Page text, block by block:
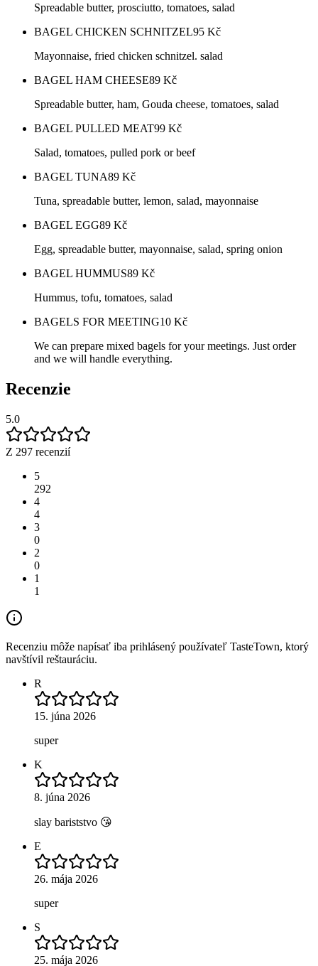
Spreadable butter, prosciutto, tomatoes, salad
BAGEL CHICKEN SCHNITZEL95 Kč
Mayonnaise, fried chicken schnitzel. salad
BAGEL HAM CHEESE89 Kč
Spreadable butter, ham, Gouda cheese, tomatoes, salad
BAGEL PULLED MEAT99 Kč
Salad, tomatoes, pulled pork or beef
BAGEL TUNA89 Kč
Tuna, spreadable butter, lemon, salad, mayonnaise
BAGEL EGG89 Kč
Egg, spreadable butter, mayonnaise, salad, spring onion
BAGEL HUMMUS89 Kč
Hummus, tofu, tomatoes, salad
BAGELS FOR MEETING10 Kč
We can prepare mixed bagels for your meetings. Just order
and we will handle everything.
Recenzie
5.0
Z 297 recenzií
5
292
4
4
3
0
2
0
1
1
Recenziu môže napísať iba prihlásený používateľ TasteTown, ktorý
navštívil reštauráciu.
R
15. júna 2026
super
K
8. júna 2026
slay bariststvo 😘
E
26. mája 2026
super
S
25. mája 2026